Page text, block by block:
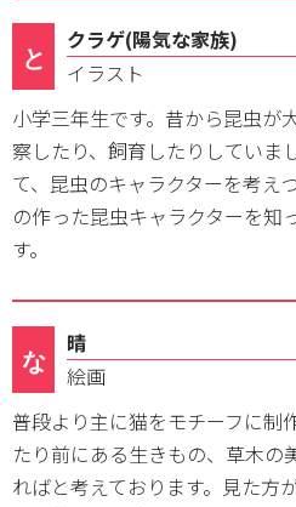
と
クラゲ(陽気な家族)
イラスト
小学三年生です。昔から昆虫が
察したり、飼育したりしていま
て、昆虫のキャラクターを考え
の作った昆虫キャラクターを知
す。
な
晴
絵画
普段より主に猫をモチーフに制
たり前にある生きもの、草木の
ればと考えております。見た方